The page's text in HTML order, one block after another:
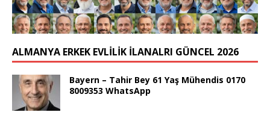
ALMANYA ERKEK EVLİLİK İLANALRI GÜNCEL 2026
Bayern – Tahir Bey 61 Yaş Mühendis 0170
8009353 WhatsApp